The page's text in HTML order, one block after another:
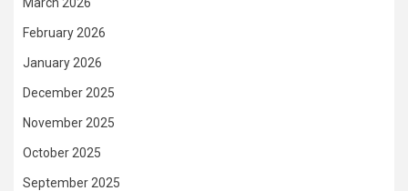
February 2026
January 2026
December 2025
November 2025
October 2025
September 2025